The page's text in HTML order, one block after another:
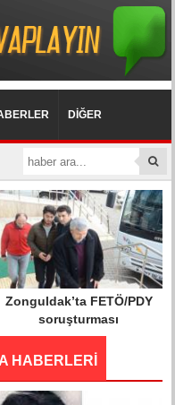
DİĞER
Zonguldak’ta FETÖ/PDY
soruşturması
HABERLERİ